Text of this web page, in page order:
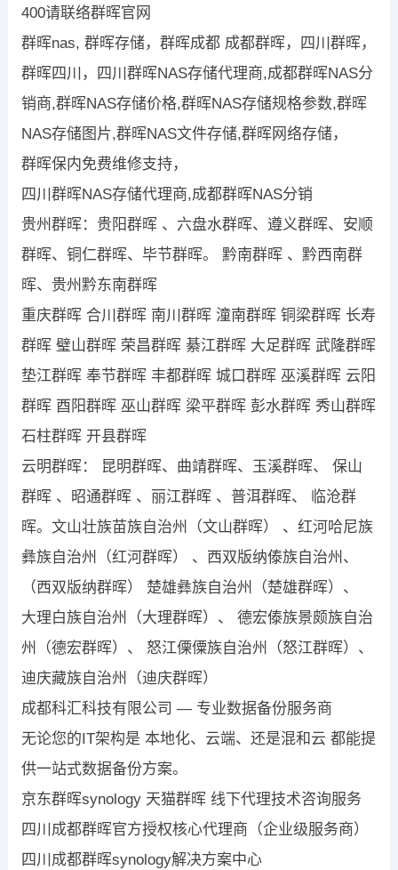
400请联络群晖官网
群晖nas, 群晖存储，群晖成都 成都群晖，四川群晖，
群晖四川，四川群晖NAS存储代理商,成都群晖NAS分
销商,群晖NAS存储价格,群晖NAS存储规格参数,群晖
NAS存储图片,群晖NAS文件存储,群晖网络存储，
群晖保内免费维修支持，
四川群晖NAS存储代理商,成都群晖NAS分销
贵州群晖：贵阳群晖 、六盘水群晖、遵义群晖、安顺
群晖、铜仁群晖、毕节群晖。 黔南群晖 、黔西南群
晖、贵州黔东南群晖
重庆群晖 合川群晖 南川群晖 潼南群晖 铜梁群晖 长寿
群晖 璧山群晖 荣昌群晖 綦江群晖 大足群晖 武隆群晖
垫江群晖 奉节群晖 丰都群晖 城口群晖 巫溪群晖 云阳
群晖 酉阳群晖 巫山群晖 梁平群晖 彭水群晖 秀山群晖
石柱群晖 开县群晖
云明群晖： 昆明群晖、曲靖群晖、玉溪群晖、 保山
群晖 、昭通群晖 、丽江群晖 、普洱群晖、 临沧群
晖。文山壮族苗族自治州（文山群晖） 、红河哈尼族
彝族自治州（红河群晖） 、西双版纳傣族自治州、
（西双版纳群晖） 楚雄彝族自治州（楚雄群晖）、
大理白族自治州（大理群晖）、 德宏傣族景颇族自治
州（德宏群晖）、 怒江傈僳族自治州（怒江群晖）、
迪庆藏族自治州（迪庆群晖）
成都科汇科技有限公司 — 专业数据备份服务商
无论您的IT架构是 本地化、云端、还是混和云 都能提
供一站式数据备份方案。
京东群晖synology 天猫群晖 线下代理技术咨询服务
四川成都群晖官方授权核心代理商（企业级服务商）
四川成都群晖synology解决方案中心